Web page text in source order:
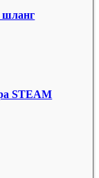
STEAM